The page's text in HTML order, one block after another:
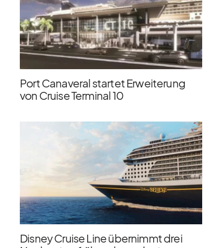
Port Canaveral startet Erweiterung
von Cruise Terminal 10
Disney Cruise Line übernimmt drei